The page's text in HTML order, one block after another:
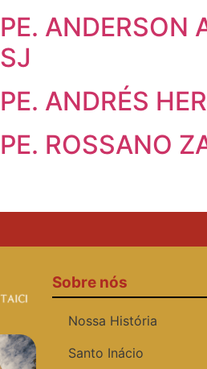
PE. ANDERSON
SJ
PE. ANDRÉS
PE. ROSSANO
Sobre nós
Nossa História
Santo Inácio